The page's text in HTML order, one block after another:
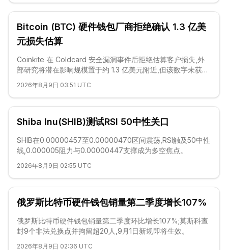
Bitcoin (BTC) 硬件钱包厂商拒绝确认 1.3 亿美
元损失估算
Coinkite 在 Coldcard 安全漏洞事件后拒绝估算客户损失,外
部研究将潜在影响规模置于约 1.3 亿美元附近,但该数字未获官
2026年8月9日 03:51 UTC
Shiba Inu(SHIB)测试RSI 50中性关口
SHIB在0.00000457至0.00000470区间震荡,RSI触及50中性
线,0.000005阻力与0.00000447支撑成为多空焦点。
2026年8月9日 02:55 UTC
俄罗斯比特币硬件钱包销量第二季度增长107%
俄罗斯比特币硬件钱包销量第二季度环比增长107%;莫斯科查
封9个非法兑换点并拘留超20人,9月1日新规即将生效。
2026年8月9日 02:36 UTC